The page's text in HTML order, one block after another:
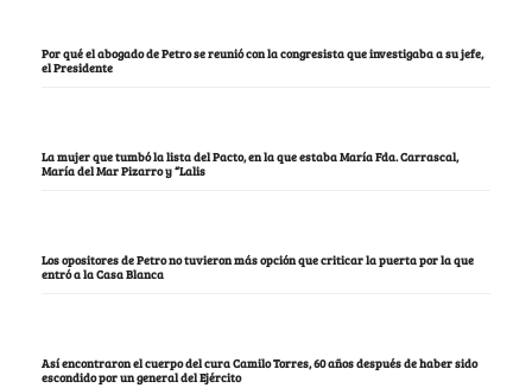
Por qué el abogado de Petro se reunió con la congresista que investigaba a su jefe,
el Presidente
La mujer que tumbó la lista del Pacto, en la que estaba María Fda. Carrascal,
María del Mar Pizarro y “Lalis
Los opositores de Petro no tuvieron más opción que criticar la puerta por la que
entró a la Casa Blanca
Así encontraron el cuerpo del cura Camilo Torres, 60 años después de haber sido
escondido por un general del Ejército